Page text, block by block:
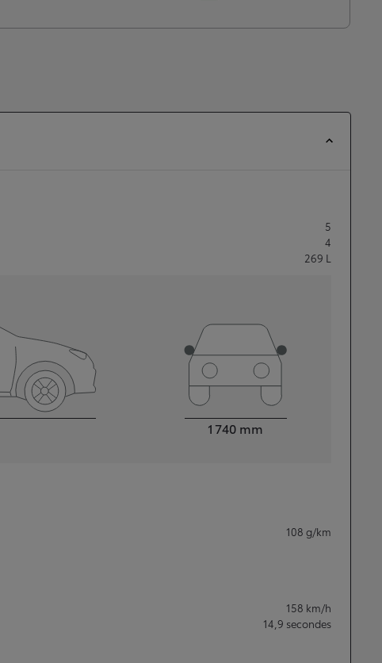
5
4
269 L
1 740 mm
108 g/km
158 km/h
14,9 secondes